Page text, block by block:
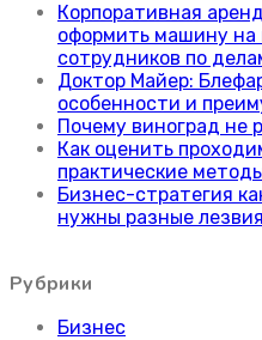
Корпоративная
оформить машину на
сотрудников по
Доктор Майер:
особенности и
Почему виноград не
Как оценить
практические
Бизнес-стратегия
нужны разные лезвия
Рубрики
Бизнес